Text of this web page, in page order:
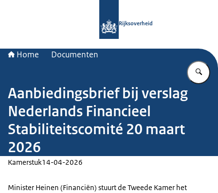
Rijksoverheid
Home Documenten
Aanbiedingsbrief bij verslag
Nederlands Financieel
Stabiliteitscomité 20 maart
2026
Kamerstuk14-04-2026
Minister Heinen (Financiën) stuurt de Tweede Kamer het